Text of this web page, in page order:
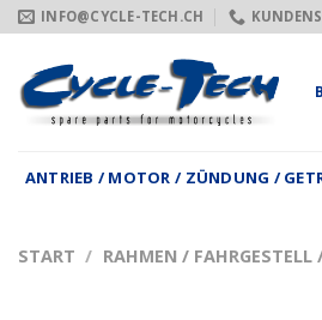
Zum
Inhalt
springen
INFO@CYCLE-TECH.CH
ANTRIEB / MOTOR / ZÜNDUNG /
START / RAHMEN / FAHRGESTELL